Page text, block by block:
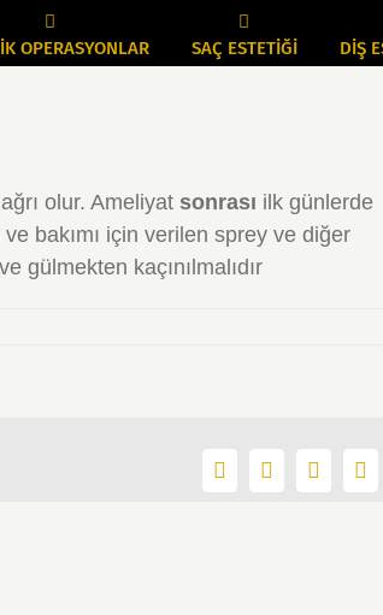
OPERASYONLAR SAÇ ESTETİĞİ DİŞ
olur. Ameliyat sonrası ilk günlerde
bakımı için verilen sprey ve diğer
gülmekten kaçınılmalıdır
Facebook
X LinkedIn